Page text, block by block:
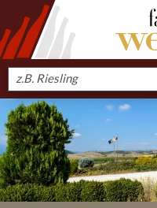
Produkt
suchen